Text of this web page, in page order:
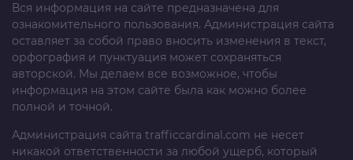
Вся информация на сайте предназначена для
ознакомительного пользования. Администрация сайта
оставляет за собой право вносить изменения в текст,
орфография и пунктуация может сохраняться
авторской. Мы делаем все возможное, чтобы
информация на этом сайте была как можно более
полной и точной.
Администрация сайта trafficcardinal.com не несет
никакой ответственности за любой ущерб, который